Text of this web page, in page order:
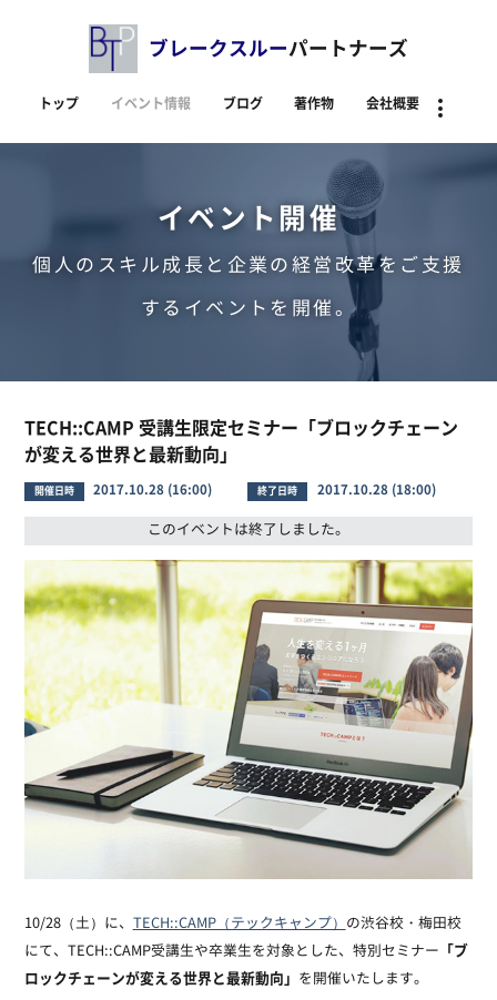
ブレークスルーパートナーズ
トップ イベント情報 ブログ 著作物 会社概要
イベント開催
個人のスキル成長と企業の経営改革をご支援
するイベントを開催。
TECH::CAMP 受講生限定セミナー「ブロックチェーン
が変える世界と最新動向」
開催日時 2017.10.28 (16:00) 終了日時 2017.10.28 (18:00)
このイベントは終了しました。
10/28（土）に、 TECH::CAMP（テックキャンプ） の渋谷校・梅田校
にて、TECH::CAMP受講生や卒業生を対象とした、特別セミナー 「ブ
ロックチェーンが変える世界と最新動向」 を開催いたします。